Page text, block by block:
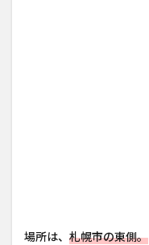
場所は、 札幌市の東側。